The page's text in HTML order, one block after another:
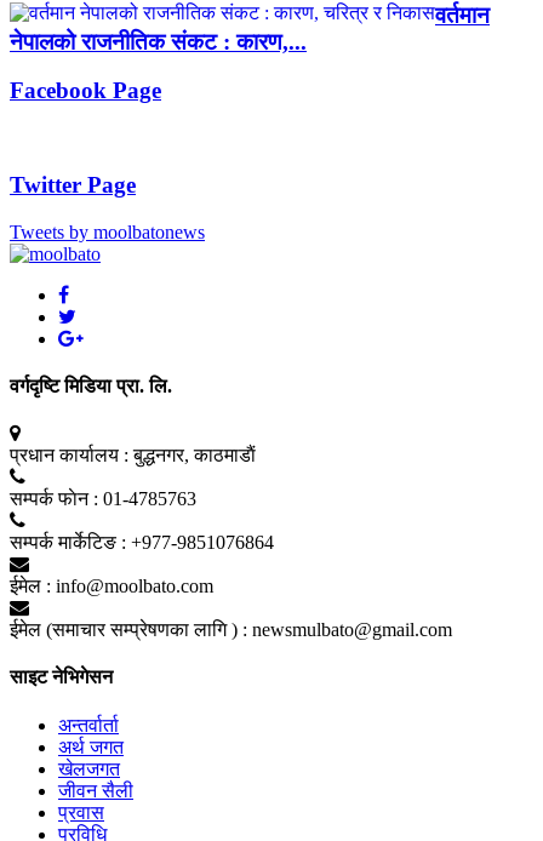
वर्तमान
नेपालको राजनीतिक संकट : कारण,...
Facebook Page
Twitter Page
Tweets by moolbatonews
वर्गदृष्टि मिडिया प्रा. लि.
प्रधान कार्यालय : बुद्धनगर, काठमाडाैं
सम्पर्क फाेन : 01-4785763
सम्पर्क मार्केटिङ : +977-9851076864
ईमेल : info@moolbato.com
ईमेल (समाचार सम्प्रेषणका लागि ) : newsmulbato@gmail.com
साइट नेभिगेसन
अन्तर्वार्ता
अर्थ जगत
खेलजगत
जीवन सैली
प्रवास
प्रविधि